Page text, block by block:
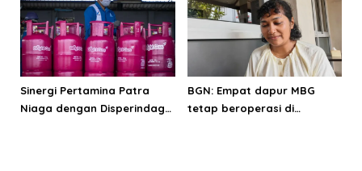
Manokwari
Sinergi Pertamina Patra
Niaga dengan Disperindag
BGN: Empat dapur MBG
tetap beroperasi di